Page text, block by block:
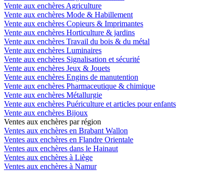
Vente aux enchères Agriculture
Vente aux enchères Mode & Habillement
Vente aux enchères Copieurs & Imprimantes
Vente aux enchères Horticulture & jardins
Vente aux enchères Travail du bois & du métal
Vente aux enchères Luminaires
Vente aux enchères Signalisation et sécurité
Vente aux enchères Jeux & Jouets
Vente aux enchères Engins de manutention
Vente aux enchères Pharmaceutique & chimique
Vente aux enchères Métallurgie
Vente aux enchères Puériculture et articles pour enfants
Vente aux enchères Bijoux
Ventes aux enchères par région
Ventes aux enchères en Brabant Wallon
Ventes aux enchères en Flandre Orientale
Ventes aux enchères dans le Hainaut
Ventes aux enchères à Liège
Ventes aux enchères à Namur